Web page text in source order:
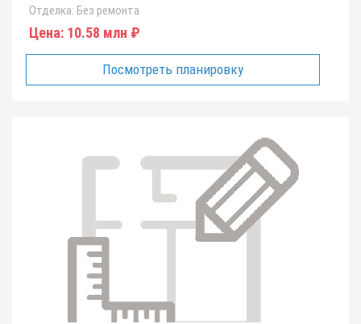
Отделка: Без ремонта
Цена: 10.58 млн ₽
Посмотреть планировку